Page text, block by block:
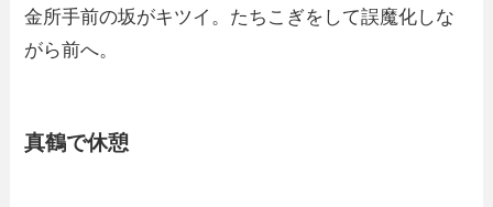
金所手前の坂がキツイ。たちこぎをして誤魔化しな
がら前へ。
真鶴で休憩